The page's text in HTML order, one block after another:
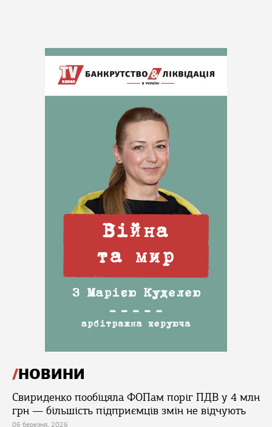
НОВИНИ
Свириденко пообіцяла ФОПам поріг ПДВ у 4 млн
грн — більшість підприємців змін не відчують
06 березня, 2026